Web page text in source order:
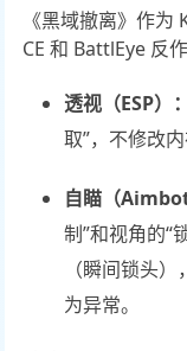
《黑域撤离》作
CE 和 BattlEye 反
透视（ESP）：
取”，不修改内
自瞄（Aimbot
制”和视角的“
（瞬间锁头
为异常。